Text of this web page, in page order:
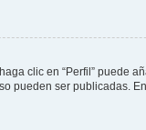
clic en “Perfil” puede
pueden ser publicadas.